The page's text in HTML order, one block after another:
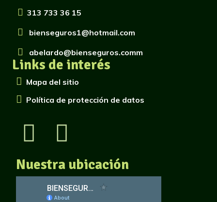
313 733 36 15
bienseguros1@hotmail.com
abelardo@bienseguros.comm
Links de interés
Mapa del sitio
Política de protección de datos
Nuestra ubicación